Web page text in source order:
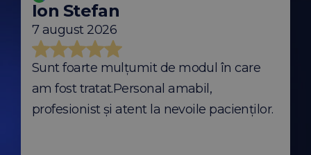
Ion Stefan
7 august 2026
Sunt foarte mulțumit de modul în care
am fost tratat.Personal amabil,
profesionist și atent la nevoile pacienților.